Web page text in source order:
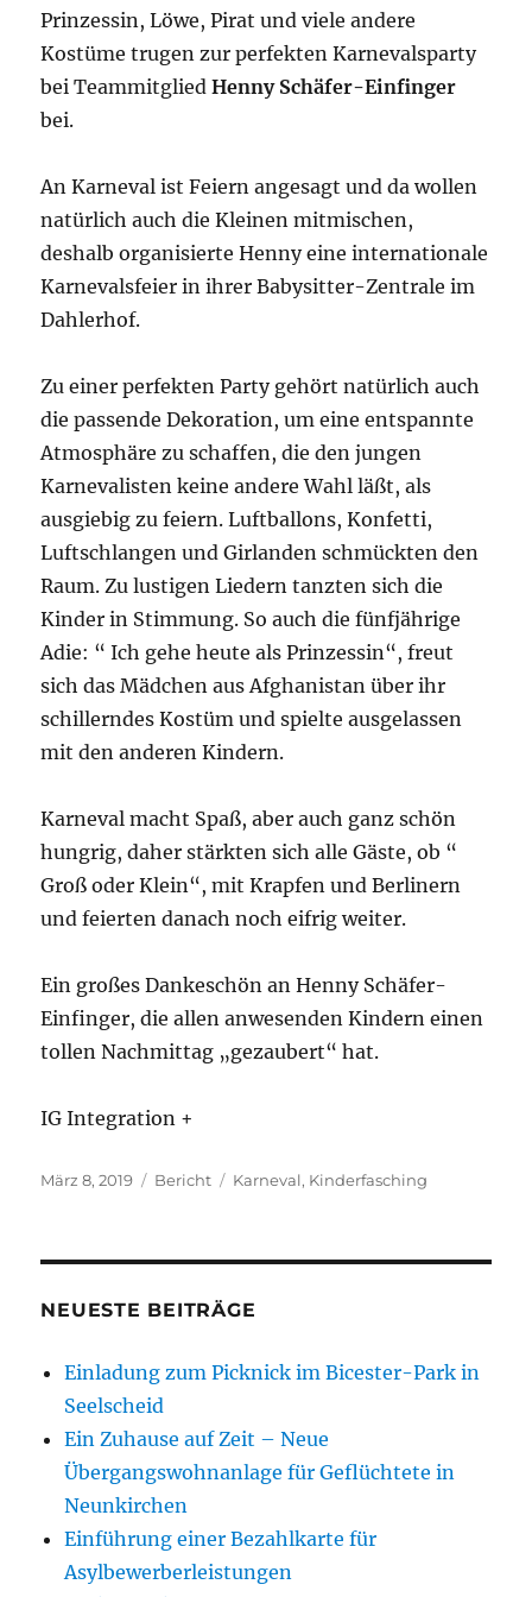
Prinzessin, Löwe, Pirat und viele andere
Kostüme trugen zur perfekten Karnevalsparty
bei TeammitgliedHenny Schäfer-Einfinger
bei.
An Karneval ist Feiern angesagt und da wollen
natürlich auch die Kleinen mitmischen,
deshalb organisierte Henny eine internationale
Karnevalsfeier in ihrer Babysitter-Zentrale im
Dahlerhof.
Zu einer perfekten Party gehört natürlich auch
die passende Dekoration, um eine entspannte
Atmosphäre zu schaffen, die den jungen
Karnevalisten keine andere Wahl läßt, als
ausgiebig zu feiern. Luftballons, Konfetti,
Luftschlangen und Girlanden schmückten den
Raum. Zu lustigen Liedern tanzten sich die
Kinder in Stimmung. So auch die fünfjährige
Adie: “ Ich gehe heute als Prinzessin“, freut
sich das Mädchen aus Afghanistan über ihr
schillerndes Kostüm und spielte ausgelassen
mit den anderen Kindern.
Karneval macht Spaß, aber auch ganz schön
hungrig, daher stärkten sich alle Gäste, ob “
Groß oder Klein“, mit Krapfen und Berlinern
und feierten danach noch eifrig weiter.
Ein großes Dankeschön an Henny Schäfer-
Einfinger, die allen anwesenden Kindern einen
tollen Nachmittag „gezaubert“ hat.
IG Integration +
Veröffentlicht
März 8, 2019 Kategorien
Bericht Schlagwörter
Karneval, Kinderfasching
NEUESTE BEITRÄGE
Einladung zum Picknick im Bicester-Park in
Seelscheid
Ein Zuhause auf Zeit – Neue
Übergangswohnanlage für Geflüchtete in
Neunkirchen
Einführung einer Bezahlkarte für
Asylbewerberleistungen